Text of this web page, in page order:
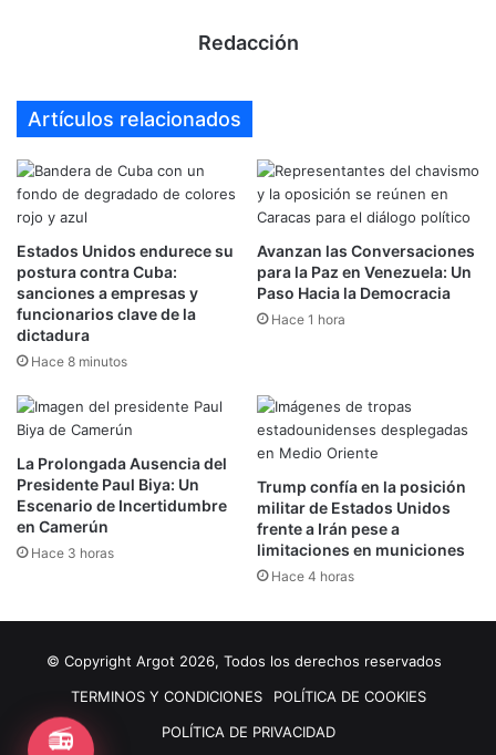
Redacción
Artículos relacionados
Estados Unidos endurece su
postura contra Cuba:
sanciones a empresas y
funcionarios clave de la
dictadura
Hace 8 minutos
Avanzan las Conversaciones
para la Paz en Venezuela: Un
Paso Hacia la Democracia
Hace 1 hora
La Prolongada Ausencia del
Presidente Paul Biya: Un
Escenario de Incertidumbre
en Camerún
Hace 3 horas
Trump confía en la posición
militar de Estados Unidos
frente a Irán pese a
limitaciones en municiones
Hace 4 horas
© Copyright Argot 2026, Todos los derechos reservados
TERMINOS Y CONDICIONES
POLÍTICA DE COOKIES
POLÍTICA DE PRIVACIDAD
📻